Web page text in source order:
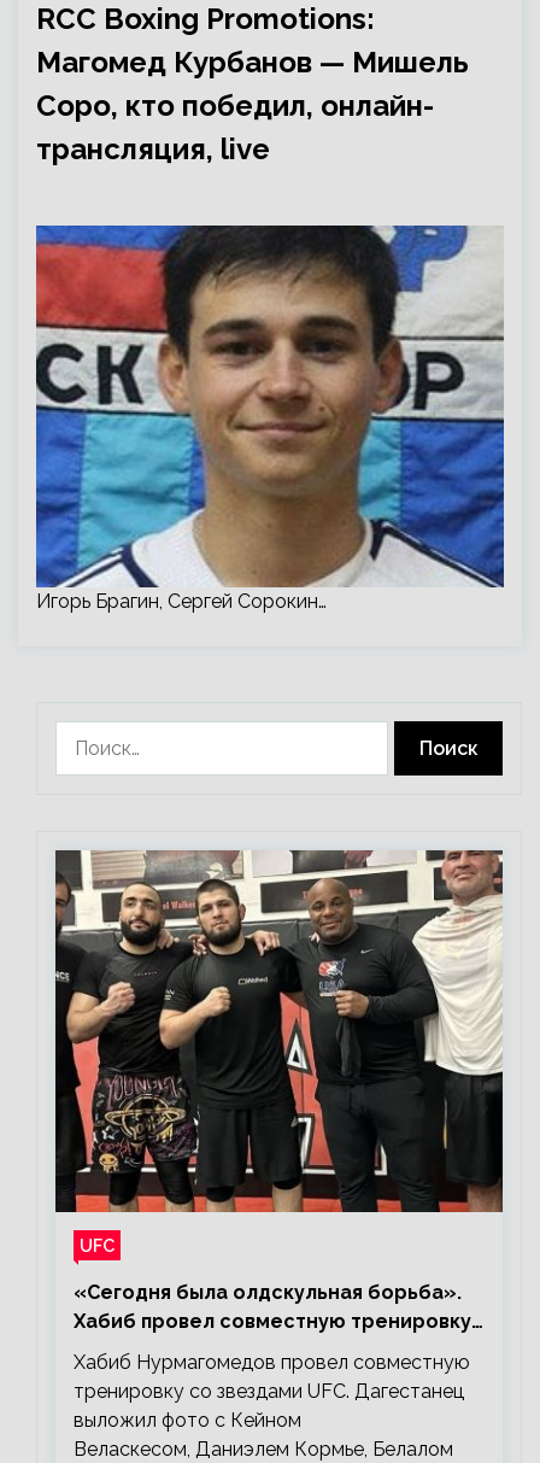
RCC Boxing Promotions:
Магомед Курбанов — Мишель
Соро, кто победил, онлайн-
трансляция, live
Игорь Брагин, Сергей Сорокин…
UFC
«Сегодня была олдскульная борьба».
Хабиб провел совместную тренировку
со звездами UFC
Хабиб Нурмагомедов провел совместную
тренировку со звездами UFC. Дагестанец
выложил фото с Кейном
Веласкесом, Даниэлем Кормье, Белалом